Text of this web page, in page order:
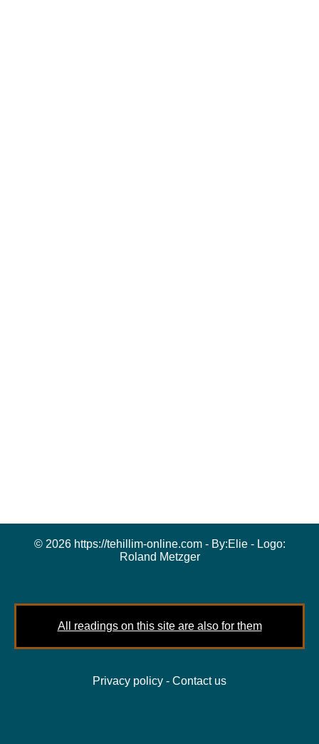
© 2026 https://tehillim-online.com - By:Elie- Logo:
Roland Metzger
All readings on this site are also for them
Privacy policy - Contact us